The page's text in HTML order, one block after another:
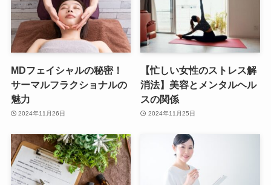
MDフェイシャルの秘密！
サーマルフラクショナルの
魅力
2024年11月26日
【忙しい女性のストレス解
消法】美容とメンタルヘル
スの関係
2024年11月25日